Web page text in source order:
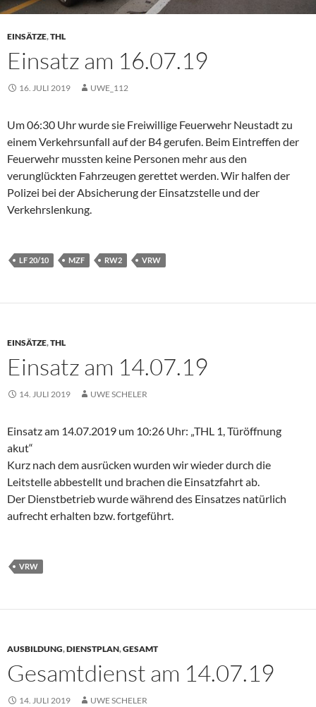
EINSÄTZE,THL
Einsatz am 16.07.19
16. JULI 2019 UWE_112
Um 06:30 Uhr wurde sie Freiwillige Feuerwehr Neustadt zu
einem Verkehrsunfall auf der B4 gerufen. Beim Eintreffen der
Feuerwehr mussten keine Personen mehr aus den
verunglückten Fahrzeugen gerettet werden. Wir halfen der
Polizei bei der Absicherung der Einsatzstelle und der
Verkehrslenkung.
LF 20/10 MZF RW2 VRW
EINSÄTZE,THL
Einsatz am 14.07.19
14. JULI 2019 UWE SCHELER
Einsatz am 14.07.2019 um 10:26 Uhr: „THL 1, Türöffnung
akut“
Kurz nach dem ausrücken wurden wir wieder durch die
Leitstelle abbestellt und brachen die Einsatzfahrt ab.
Der Dienstbetrieb wurde während des Einsatzes natürlich
aufrecht erhalten bzw. fortgeführt.
VRW
AUSBILDUNG,DIENSTPLAN,GESAMT
Gesamtdienst am 14.07.19
14. JULI 2019 UWE SCHELER